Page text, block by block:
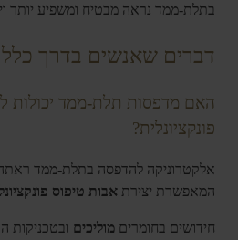
בתלת-ממד נראה מבטיח ומשפיע יותר
דברים שאנשים בדרך
האם מדפסות תלת-ממד יכולות
פונקציונלית?
אלקטרוניקה להדפסה בתלת-ממד
המאפשרת יצירתאבות טיפוס
חידושים בחומריםמוליכים ובטכניקות